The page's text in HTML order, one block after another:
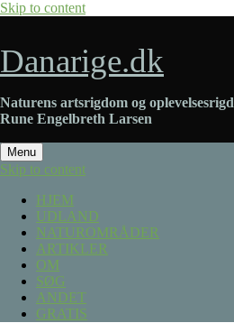
Skip to content
Danarige.dk
Naturens artsrigdom og
Rune Engelbreth Larsen
Menu
Skip to content
HJEM
UDLAND
NATUROMRÅDER
ARTIKLER
OM
SØG
ANDET
GRATIS